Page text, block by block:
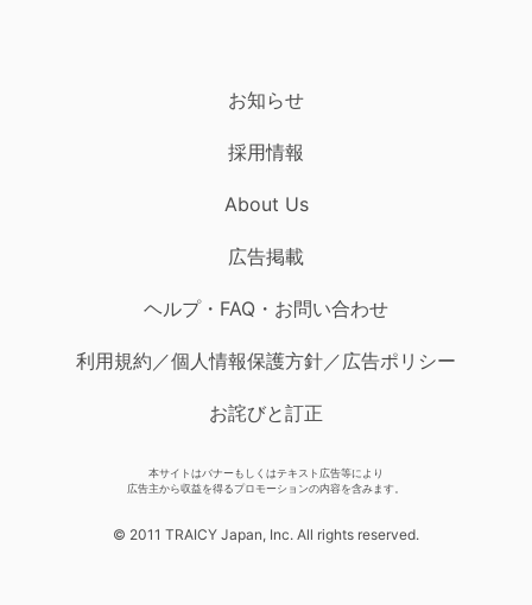
お知らせ
採用情報
About Us
広告掲載
ヘルプ・FAQ・お問い合わせ
利用規約／個人情報保護方針／広告ポリシー
お詫びと訂正
本サイトはバナーもしくはテキスト広告等により
広告主から収益を得るプロモーションの内容を含みます。
© 2011 TRAICY Japan, Inc. All rights reserved.